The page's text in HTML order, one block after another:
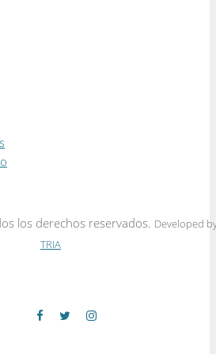
los derechos reservados. Developed
TRIA